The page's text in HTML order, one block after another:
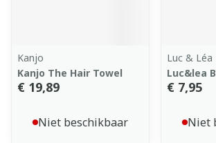
Kanjo
Kanjo The Hair Towel
€ 19,89
Niet beschikbaar
Luc & Léa
Luc&lea
€ 7,95
Niet